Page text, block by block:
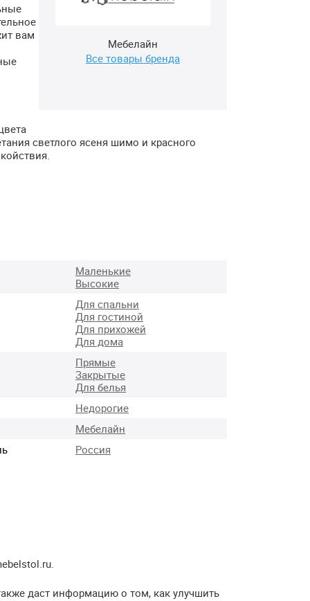
Мебелайн
Все товары бренда
вам
светлого ясеня шимо и красного
Маленькие
Высокие
Для спальни
Для гостиной
Для прихожей
Для дома
Прямые
Закрытые
Для белья
Недорогие
Мебелайн
Россия
даст информацию о том, как улучшить